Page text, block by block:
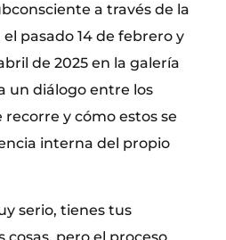
a través de la
pasado 14 de febrero y
de 2025 en la galería
un diálogo entre los
y cómo estos se
interna del propio
serio, tienes tus